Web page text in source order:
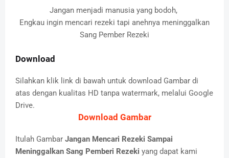
Jangan menjadi manusia yang bodoh,
Engkau ingin mencari rezeki tapi anehnya meninggalkan
Sang Pember Rezeki
Download
Silahkan klik link di bawah untuk download Gambar di
atas dengan kualitas HD tanpa watermark, melalui Google
Drive.
Download Gambar
Itulah Gambar Jangan Mencari Rezeki Sampai
Meninggalkan Sang Pemberi Rezeki yang dapat kami